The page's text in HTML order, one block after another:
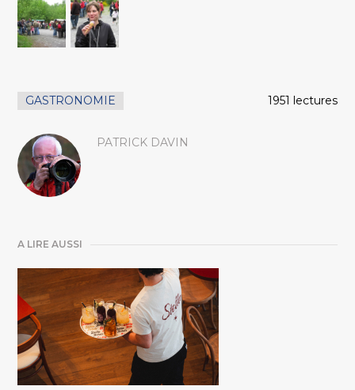
GASTRONOMIE 1951 lectures
PATRICK DAVIN
A LIRE AUSSI